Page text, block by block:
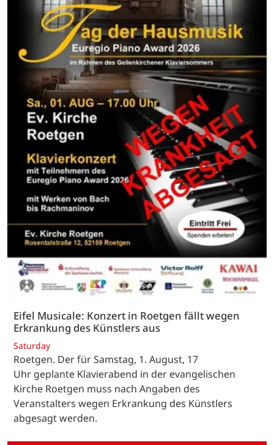
Eifel Musicale: Konzert in Roetgen fällt wegen
Erkrankung des Künstlers aus
Saturday
Roetgen. Der für Samstag, 1. August, 17
Uhr geplante Klavierabend in der evangelischen
Kirche Roetgen muss nach Angaben des
Veranstalters wegen Erkrankung des Künstlers
abgesagt werden.